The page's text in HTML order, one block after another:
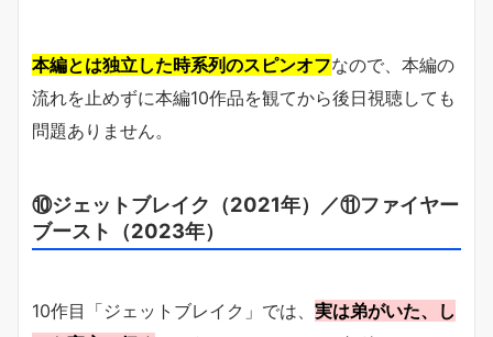
本編とは独立した時系列のスピンオフなので、本編の
流れを止めずに本編10作品を観てから後日視聴しても
問題ありません。
⑩ジェットブレイク（2021年）／⑪ファイヤー
ブースト（2023年）
10作目「ジェットブレイク」では、 実は弟がいた、し